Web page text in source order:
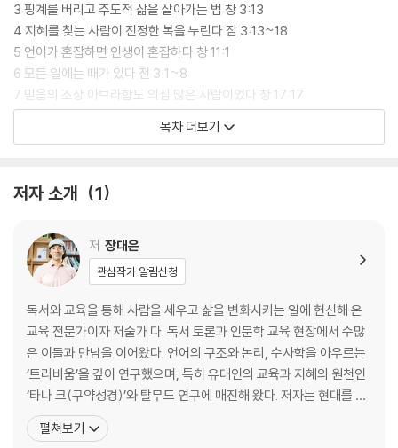
3 핑계를 버리고 주도적 삶을 살아가는 법 창 3:13
4 지혜를 찾는 사람이 진정한 복을 누린다 잠 3:13~18
5 언어가 혼잡하면 인생이 혼잡하다 창 11:1
6 모든 일에는 때가 있다 전 3:1~8
7 믿음의 조상 아브라함도 의심 많은 사람이었다 창 17:17
8 향수에 빠져 죽은 파리가 악취를 나게 한다 전 10:1
9 모든 것이 합력하여 선을 이루는 삶 창 50:20
12 피보다 진한 친구 관계 잠 18:24
14 짐은 나누어 져야 한다 출 18:13~14, 17~18
15 정직과 공정, 더 나은 세상을 위한 선택 레 19:11, 13, 35~36
16 보증을 선 자여! 어서 벗어나서 너 자신을 구하라! 잠 6:1~5
17 너희도 한때 외국인이었음을 기억하라 레 19:33~34
18 하나님이 가장 싫어하는 일곱 가지 죄 잠 6:16~19
19 준비할수록 강해진다 민 13:1~25
20 지혜자의 책망이 어리석은 자의 칭찬보다 낫다 잠 15:31~32
21 큰 수의 법칙과 초심자 성장의 비밀 갈 6:9
22 게으름의 대가는 혹독하다 잠 26:13~16
23 그들은 우리의 밥이다 민 13:25~14:10
목차 더보기
저자 소개 1
저 장대은
관심작가 알림신청
독서와 교육을 통해 사람을 세우고 삶을 변화시키는 일에 헌신해 온
교육 전문가이자 저술가 다. 독서 토론과 인문학 교육 현장에서 수많
은 이들과 만남을 이어왔다. 언어의 구조와 논리, 수사학을 아우르는
‘트리비움’을 깊이 연구했으며, 특히 유대인의 교육과 지혜의 원천인
‘타나 크(구약성경)’와 탈무드 연구에 매진해 왔다. 저자는 현대를 살
아가는 중년들이 겪는 정체성의 혼란과 방향 상실의 문제를 절실하게
체감했 다. 화려한 스펙과 열정만으로는 더 이상 나아갈 수 없는 시점
펼쳐보기